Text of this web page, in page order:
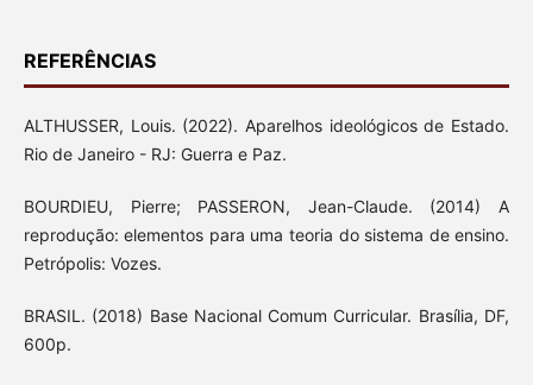
REFERÊNCIAS
ALTHUSSER, Louis. (2022). Aparelhos ideológicos de Estado.
Rio de Janeiro - RJ: Guerra e Paz.
BOURDIEU, Pierre; PASSERON, Jean-Claude. (2014) A
reprodução: elementos para uma teoria do sistema de ensino.
Petrópolis: Vozes.
BRASIL. (2018) Base Nacional Comum Curricular. Brasília, DF,
600p.